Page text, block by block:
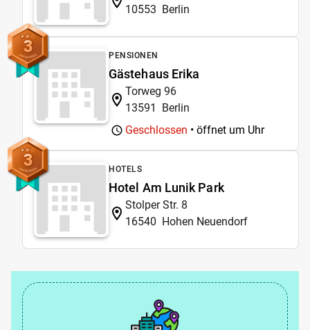
10553 Berlin
3 PENSIONEN
Gästehaus Erika
Torweg 96
13591
Berlin
Geschlossen • öffnet um Uhr
3 HOTELS
Hotel Am Lunik Park
Stolper Str. 8
16540 Hohen Neuendorf